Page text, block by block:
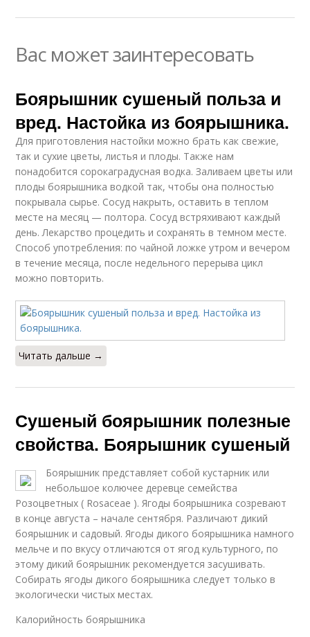
Вас может заинтересовать
Боярышник сушеный польза и
вред. Настойка из боярышника.
Для приготовления настойки можно брать как свежие,
так и сухие цветы, листья и плоды. Также нам
понадобится сорокаградусная водка. Заливаем цветы или
плоды боярышника водкой так, чтобы она полностью
покрывала сырье. Сосуд накрыть, оставить в теплом
месте на месяц — полтора. Сосуд встряхивают каждый
день. Лекарство процедить и сохранять в темном месте.
Способ употребления: по чайной ложке утром и вечером
в течение месяца, после недельного перерыва цикл
можно повторить.
Читать дальше →
Сушеный боярышник полезные
свойства. Боярышник сушеный
Боярышник представляет собой кустарник или
небольшое колючее деревце семейства
Розоцветных ( Rosaceae ). Ягоды боярышника созревают
в конце августа – начале сентября. Различают дикий
боярышник и садовый. Ягоды дикого боярышника намного
мельче и по вкусу отличаются от ягод культурного, по
этому дикий боярышник рекомендуется засушивать.
Собирать ягоды дикого боярышника следует только в
экологически чистых местах.
Калорийность боярышника